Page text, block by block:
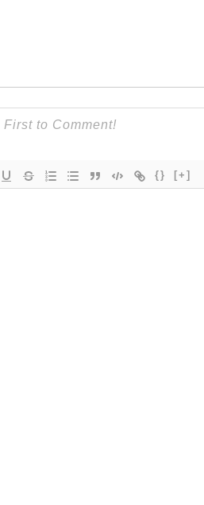
{} [+]